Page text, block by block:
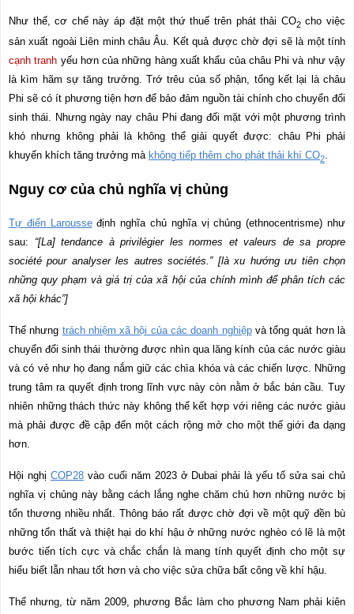
Như thế, cơ chế này áp đặt một thứ thuế trên phát thải CO2cho việc
sản xuất ngoài Liên minh châu Âu. Kết quả được chờ đợi sẽ là một tính
cạnh tranh yếu hơn của những hàng xuất khẩu của châu Phi và như vậy
là kìm hãm sự tăng trưởng. Trớ trêu của số phận, tổng kết lại là châu
Phi sẽ có ít phương tiện hơn để bảo đảm nguồn tài chính cho chuyển đổi
sinh thái. Nhưng ngày nay châu Phi đang đối mặt với một phương trình
khó nhưng không phải là không thể giải quyết được: châu Phi phải
khuyến khích tăng trưởng mà không tiếp thêm cho phát thải khí CO2.
Nguy cơ của chủ nghĩa vị chủng
Tự điển Larousseđịnh nghĩa chủ nghĩa vị chủng (ethnocentrisme) như
sau: “[La] tendance à privilégier les normes et valeurs de sa propre
société pour analyser les autres sociétés.” [là xu hướng ưu tiên chọn
những quy phạm và giá trị của xã hội của chính mình để phân tích các
xã hội khác”]
Thế nhưng trách nhiệm xã hội của các doanh nghiệpvà tổng quát hơn là
chuyển đổi sinh thái thường được nhìn qua lăng kính của các nước giàu
và có vẻ như họ đang nắm giữ các chìa khóa và các chiến lược. Những
trung tâm ra quyết định trong lĩnh vực này còn nằm ở bắc bán cầu. Tuy
nhiên những thách thức này không thể kết hợp với riêng các nước giàu
mà phải được đề cập đến một cách rộng mở cho một thế giới đa dạng
hơn.
Hội nghị COP28vào cuối năm 2023 ở Dubai phải là yếu tố sửa sai chủ
nghĩa vị chủng này bằng cách lắng nghe chăm chú hơn những nước bị
tổn thương nhiều nhất. Thông báo rất được chờ đợi về một quỹ đền bù
những tổn thất và thiệt hại do khí hậu ở những nước nghèo có lẽ là một
bước tiến tích cực và chắc chắn là mang tính quyết định cho một sự
hiểu biết lẫn nhau tốt hơn và cho việc sửa chữa bất công về khí hậu.
Thế nhưng, từ năm 2009, phương Bắc làm cho phương Nam phải kiên